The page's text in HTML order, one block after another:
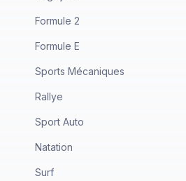
Formule 2
Formule E
Sports Mécaniques
Rallye
Sport Auto
Natation
Surf